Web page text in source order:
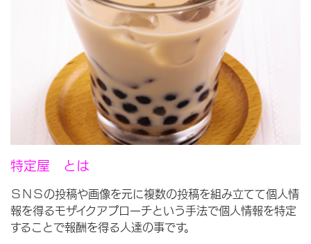
特定屋 とは
ＳＮＳの投稿や画像を元に複数の投稿を組み立てて個人情
報を得るモザイクアプローチという手法で個人情報を特定
することで報酬を得る人達の事です。